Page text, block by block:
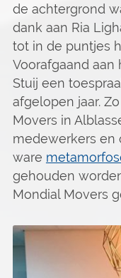
de achtergrond
dank aan Ria
tot in de puntjes
Voorafgaand
Stuij een
afgelopen jaar.
Movers in
medewerkers en
ware
gehouden
Mondial Movers